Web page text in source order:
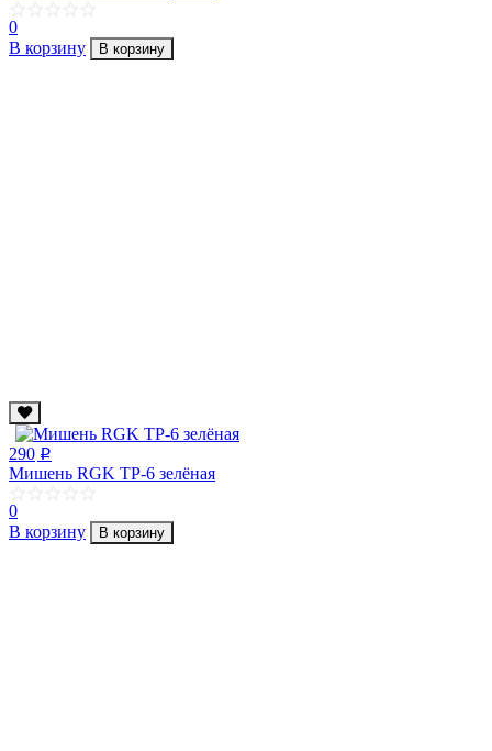
0
В корзину
В корзину
290 p
Мишень RGK TP-6 зелёная
0
В корзину
В корзину